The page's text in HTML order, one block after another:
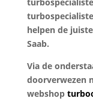
helpen de
Saab.
Via de
doorverwezen
webshop